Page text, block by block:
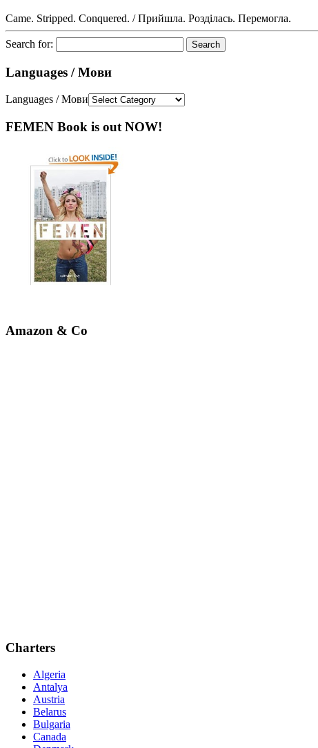
Came. Stripped. Conquered. / Прийшла. Розділась. Перемогла.
Search for:
Languages / Мови
Languages / Мови
FEMEN Book is out NOW!
Amazon & Co
Charters
Algeria
Antalya
Austria
Belarus
Bulgaria
Canada